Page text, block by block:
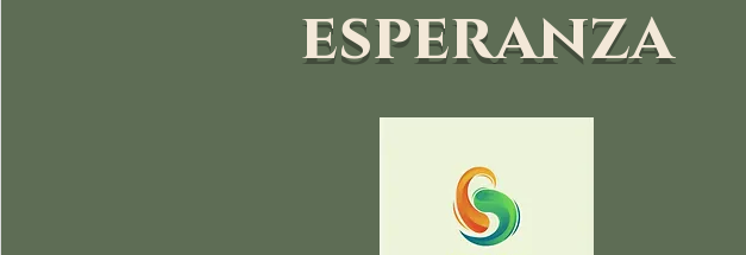
esperanza